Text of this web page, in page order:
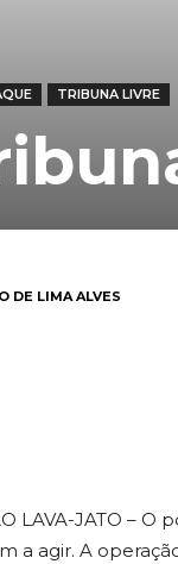
TRIBUNA LIVRE
DE LIMA ALVES
LAVA-JATO –
a agir. A